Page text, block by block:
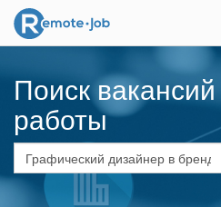
Поиск
работы